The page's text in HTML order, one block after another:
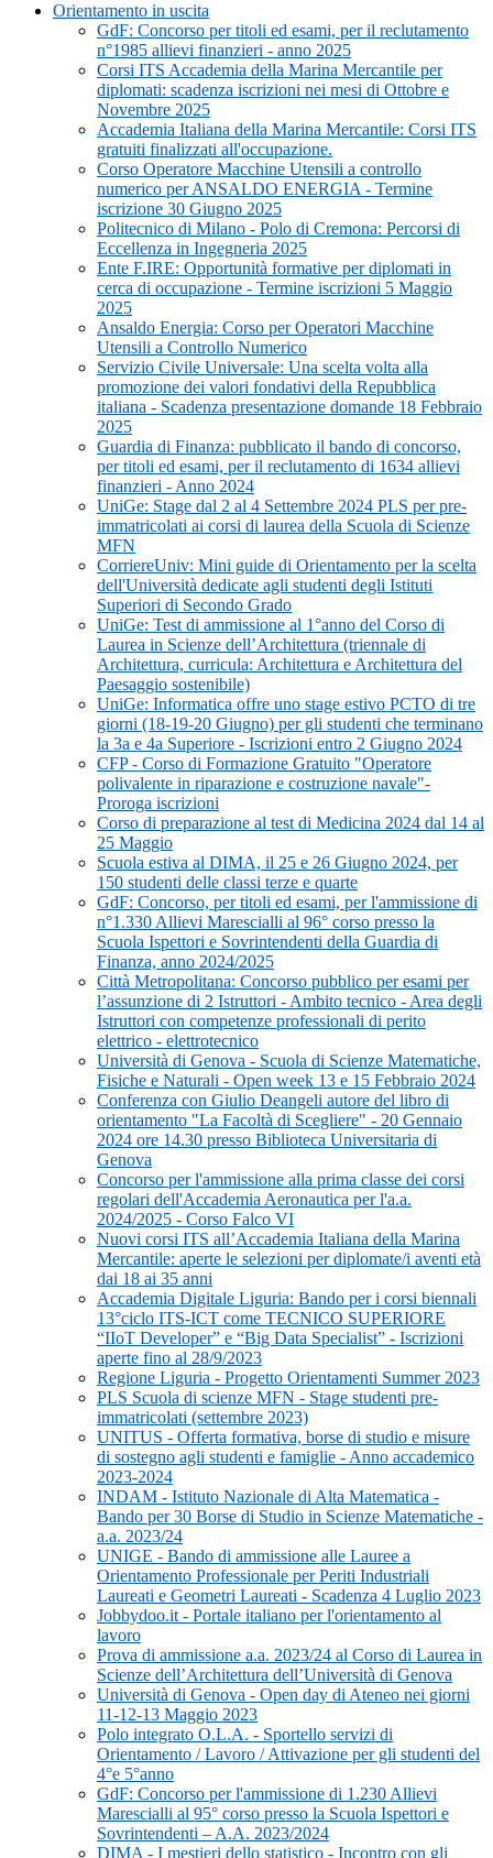
Orientamento in uscita
GdF: Concorso per titoli ed esami, per il reclutamento
n°1985 allievi finanzieri - anno 2025
Corsi ITS Accademia della Marina Mercantile per
diplomati: scadenza iscrizioni nei mesi di Ottobre e
Novembre 2025
Accademia Italiana della Marina Mercantile: Corsi ITS
gratuiti finalizzati all'occupazione.
Corso Operatore Macchine Utensili a controllo
numerico per ANSALDO ENERGIA - Termine
iscrizione 30 Giugno 2025
Politecnico di Milano - Polo di Cremona: Percorsi di
Eccellenza in Ingegneria 2025
Ente F.IRE: Opportunità formative per diplomati in
cerca di occupazione - Termine iscrizioni 5 Maggio
2025
Ansaldo Energia: Corso per Operatori Macchine
Utensili a Controllo Numerico
Servizio Civile Universale: Una scelta volta alla
promozione dei valori fondativi della Repubblica
italiana - Scadenza presentazione domande 18 Febbraio
2025
Guardia di Finanza: pubblicato il bando di concorso,
per titoli ed esami, per il reclutamento di 1634 allievi
finanzieri - Anno 2024
UniGe: Stage dal 2 al 4 Settembre 2024 PLS per pre-
immatricolati ai corsi di laurea della Scuola di Scienze
MFN
CorriereUniv: Mini guide di Orientamento per la scelta
dell'Università dedicate agli studenti degli Istituti
Superiori di Secondo Grado
UniGe: Test di ammissione al 1°anno del Corso di
Laurea in Scienze dell’Architettura (triennale di
Architettura, curricula: Architettura e Architettura del
Paesaggio sostenibile)
UniGe: Informatica offre uno stage estivo PCTO di tre
giorni (18-19-20 Giugno) per gli studenti che terminano
la 3a e 4a Superiore - Iscrizioni entro 2 Giugno 2024
CFP - Corso di Formazione Gratuito "Operatore
polivalente in riparazione e costruzione navale"-
Proroga iscrizioni
Corso di preparazione al test di Medicina 2024 dal 14 al
25 Maggio
Scuola estiva al DIMA, il 25 e 26 Giugno 2024, per
150 studenti delle classi terze e quarte
GdF: Concorso, per titoli ed esami, per l'ammissione di
n°1.330 Allievi Marescialli al 96° corso presso la
Scuola Ispettori e Sovrintendenti della Guardia di
Finanza, anno 2024/2025
Città Metropolitana: Concorso pubblico per esami per
l’assunzione di 2 Istruttori - Ambito tecnico - Area degli
Istruttori con competenze professionali di perito
elettrico - elettrotecnico
Università di Genova - Scuola di Scienze Matematiche,
Fisiche e Naturali - Open week 13 e 15 Febbraio 2024
Conferenza con Giulio Deangeli autore del libro di
orientamento "La Facoltà di Scegliere" - 20 Gennaio
2024 ore 14.30 presso Biblioteca Universitaria di
Genova
Concorso per l'ammissione alla prima classe dei corsi
regolari dell'Accademia Aeronautica per l'a.a.
2024/2025 - Corso Falco VI
Nuovi corsi ITS all’Accademia Italiana della Marina
Mercantile: aperte le selezioni per diplomate/i aventi età
dai 18 ai 35 anni
Accademia Digitale Liguria: Bando per i corsi biennali
13°ciclo ITS-ICT come TECNICO SUPERIORE
“IIoT Developer” e “Big Data Specialist” - Iscrizioni
aperte fino al 28/9/2023
Regione Liguria - Progetto Orientamenti Summer 2023
PLS Scuola di scienze MFN - Stage studenti pre-
immatricolati (settembre 2023)
UNITUS - Offerta formativa, borse di studio e misure
di sostegno agli studenti e famiglie - Anno accademico
2023-2024
INDAM - Istituto Nazionale di Alta Matematica -
Bando per 30 Borse di Studio in Scienze Matematiche -
a.a. 2023/24
UNIGE - Bando di ammissione alle Lauree a
Orientamento Professionale per Periti Industriali
Laureati e Geometri Laureati - Scadenza 4 Luglio 2023
Jobbydoo.it - Portale italiano per l'orientamento al
lavoro
Prova di ammissione a.a. 2023/24 al Corso di Laurea in
Scienze dell’Architettura dell’Università di Genova
Università di Genova - Open day di Ateneo nei giorni
11-12-13 Maggio 2023
Polo integrato O.L.A. - Sportello servizi di
Orientamento / Lavoro / Attivazione per gli studenti del
4°e 5°anno
GdF: Concorso per l'ammissione di 1.230 Allievi
Marescialli al 95° corso presso la Scuola Ispettori e
Sovrintendenti – A.A. 2023/2024
DIMA - I mestieri dello statistico - Incontro con gli